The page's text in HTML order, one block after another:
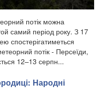
потік можна
самий період року. З 17
спостерігатиметься
потік - Персеїди,
12–13 серпн...
Народні